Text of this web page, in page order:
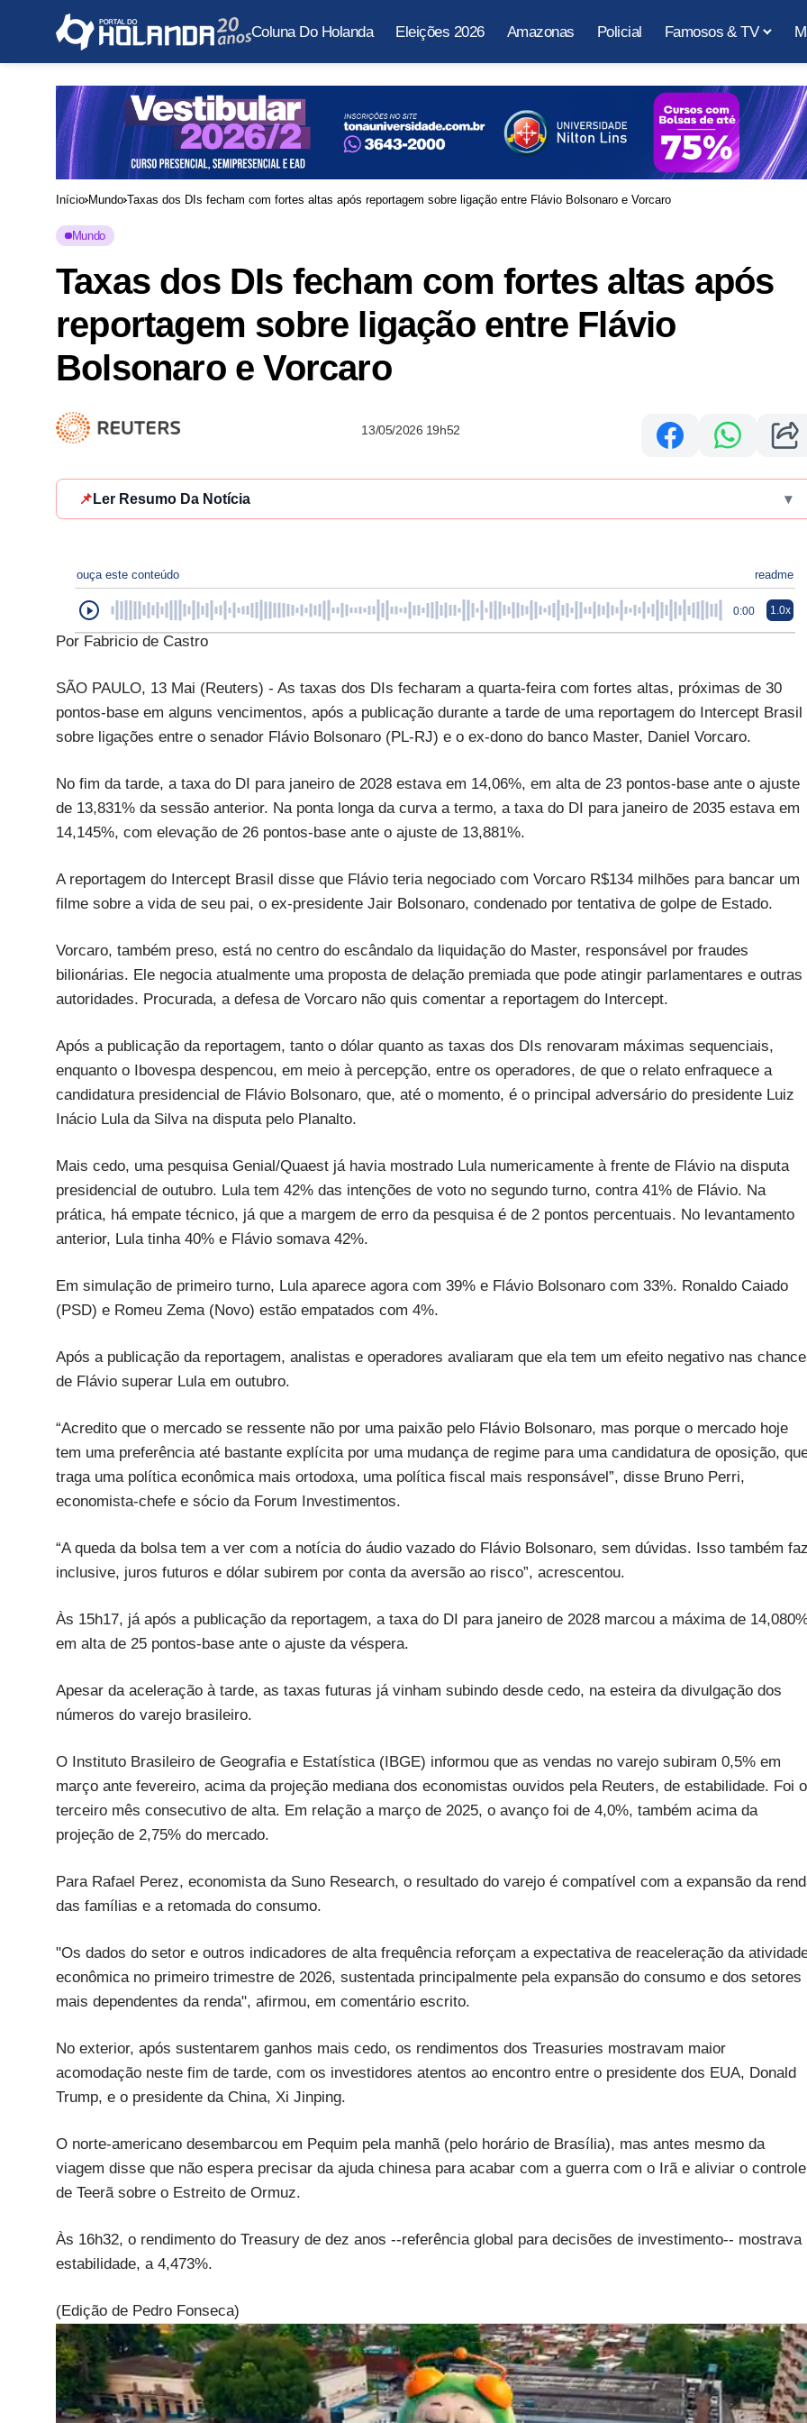
Coluna Do Holanda Eleições 2026 Amazonas Policial Famosos & TV
Início Mundo Taxas dos DIs fecham com fortes altas após reportagem sobre ligação entre Flávio Bolsonaro e Vorcaro
Mundo
Taxas dos DIs fecham com fortes altas após
reportagem sobre ligação entre Flávio
Bolsonaro e Vorcaro
13/05/2026 19h52
📌 Ler Resumo Da Notícia ▾
ouça este conteúdo readme
0:00 1.0x
Por Fabricio de Castro
SÃO PAULO, 13 Mai (Reuters) - As taxas dos DIs fecharam a quarta-feira com fortes altas, próximas de 30
pontos-base em alguns vencimentos, após a publicação durante a tarde de uma reportagem do Intercept Brasil
sobre ligações entre o senador Flávio Bolsonaro (PL-RJ) e o ex-dono do banco Master, Daniel Vorcaro.
No fim da tarde, a taxa do DI para janeiro de 2028 estava em 14,06%, em alta de 23 pontos-base ante o ajuste
de 13,831% da sessão anterior. Na ponta longa da curva a termo, a taxa do DI para janeiro de 2035 estava em
14,145%, com elevação de 26 pontos-base ante o ajuste de 13,881%.
A reportagem do Intercept Brasil disse que Flávio teria negociado com Vorcaro R$134 milhões para bancar um
filme sobre a vida de seu pai, o ex-presidente Jair Bolsonaro, condenado por tentativa de golpe de Estado.
Vorcaro, também preso, está no centro do escândalo da liquidação do Master, responsável por fraudes
bilionárias. Ele negocia atualmente uma proposta de delação premiada que pode atingir parlamentares e outras
autoridades. Procurada, a defesa de Vorcaro não quis comentar a reportagem do Intercept.
Após a publicação da reportagem, tanto o dólar quanto as taxas dos DIs renovaram máximas sequenciais,
enquanto o Ibovespa despencou, em meio à percepção, entre os operadores, de que o relato enfraquece a
candidatura presidencial de Flávio Bolsonaro, que, até o momento, é o principal adversário do presidente Luiz
Inácio Lula da Silva na disputa pelo Planalto.
Mais cedo, uma pesquisa Genial/Quaest já havia mostrado Lula numericamente à frente de Flávio na disputa
presidencial de outubro. Lula tem 42% das intenções de voto no segundo turno, contra 41% de Flávio. Na
prática, há empate técnico, já que a margem de erro da pesquisa é de 2 pontos percentuais. No levantamento
anterior, Lula tinha 40% e Flávio somava 42%.
Em simulação de primeiro turno, Lula aparece agora com 39% e Flávio Bolsonaro com 33%. Ronaldo Caiado
(PSD) e Romeu Zema (Novo) estão empatados com 4%.
Após a publicação da reportagem, analistas e operadores avaliaram que ela tem um efeito negativo nas
de Flávio superar Lula em outubro.
“Acredito que o mercado se ressente não por uma paixão pelo Flávio Bolsonaro, mas porque o mercado hoje
tem uma preferência até bastante explícita por uma mudança de regime para uma candidatura de oposição,
traga uma política econômica mais ortodoxa, uma política fiscal mais responsável”, disse Bruno Perri,
economista-chefe e sócio da Forum Investimentos.
“A queda da bolsa tem a ver com a notícia do áudio vazado do Flávio Bolsonaro, sem dúvidas. Isso também
inclusive, juros futuros e dólar subirem por conta da aversão ao risco”, acrescentou.
Às 15h17, já após a publicação da reportagem, a taxa do DI para janeiro de 2028 marcou a máxima de
em alta de 25 pontos-base ante o ajuste da véspera.
Apesar da aceleração à tarde, as taxas futuras já vinham subindo desde cedo, na esteira da divulgação dos
números do varejo brasileiro.
O Instituto Brasileiro de Geografia e Estatística (IBGE) informou que as vendas no varejo subiram 0,5% em
março ante fevereiro, acima da projeção mediana dos economistas ouvidos pela Reuters, de estabilidade. Foi o
terceiro mês consecutivo de alta. Em relação a março de 2025, o avanço foi de 4,0%, também acima da
projeção de 2,75% do mercado.
Para Rafael Perez, economista da Suno Research, o resultado do varejo é compatível com a expansão da
das famílias e a retomada do consumo.
"Os dados do setor e outros indicadores de alta frequência reforçam a expectativa de reaceleração da
econômica no primeiro trimestre de 2026, sustentada principalmente pela expansão do consumo e dos setores
mais dependentes da renda", afirmou, em comentário escrito.
No exterior, após sustentarem ganhos mais cedo, os rendimentos dos Treasuries mostravam maior
acomodação neste fim de tarde, com os investidores atentos ao encontro entre o presidente dos EUA, Donald
Trump, e o presidente da China, Xi Jinping.
O norte-americano desembarcou em Pequim pela manhã (pelo horário de Brasília), mas antes mesmo da
viagem disse que não espera precisar da ajuda chinesa para acabar com a guerra com o Irã e aliviar o controle
de Teerã sobre o Estreito de Ormuz.
Às 16h32, o rendimento do Treasury de dez anos --referência global para decisões de investimento-- mostrava
estabilidade, a 4,473%.
(Edição de Pedro Fonseca)